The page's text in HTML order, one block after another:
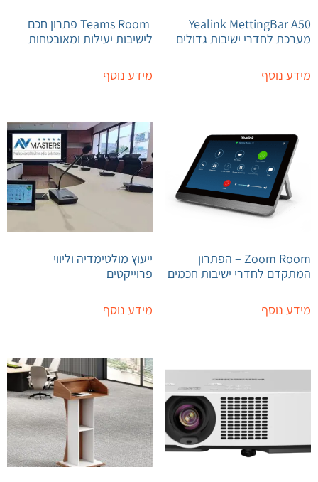
Yealink MettingBar A50
מערכת לחדרי ישיבות גדולים
מידע נוסף
Teams Room פתרון חכם
לישיבות יעילות ומאובטחות
מידע נוסף
Zoom Room – הפתרון
המתקדם לחדרי ישיבות חכמים
מידע נוסף
ייעוץ מולטימדיה וליווי
פרוייקטים
מידע נוסף